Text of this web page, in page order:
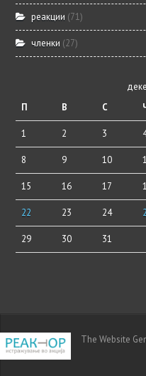
реакции (71)
членки (27)
П
В С
1 2 3
8 9 10
15 16 17
22 23 24
29 30 31
The Website